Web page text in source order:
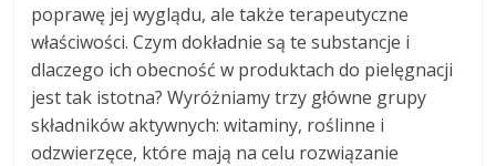
poprawę jej wyglądu, ale także terapeutyczne
właściwości. Czym dokładnie są te substancje i
dlaczego ich obecność w produktach do pielęgnacji
jest tak istotna? Wyróżniamy trzy główne grupy
składników aktywnych: witaminy, roślinne i
odzwierzęce, które mają na celu rozwiązanie